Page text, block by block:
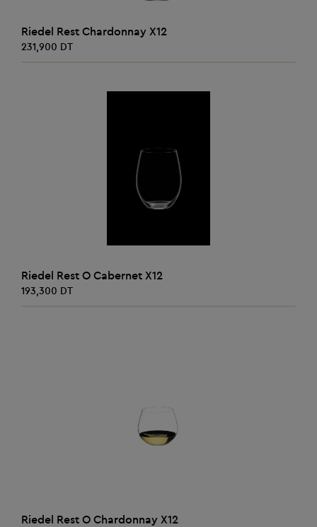
AJOUTER AU PANIER
Riedel Rest Chardonnay X12
231,900 DT
AJOUTER AU PANIER
Riedel Rest O Cabernet X12
193,300 DT
AJOUTER AU PANIER
Riedel Rest O Chardonnay X12